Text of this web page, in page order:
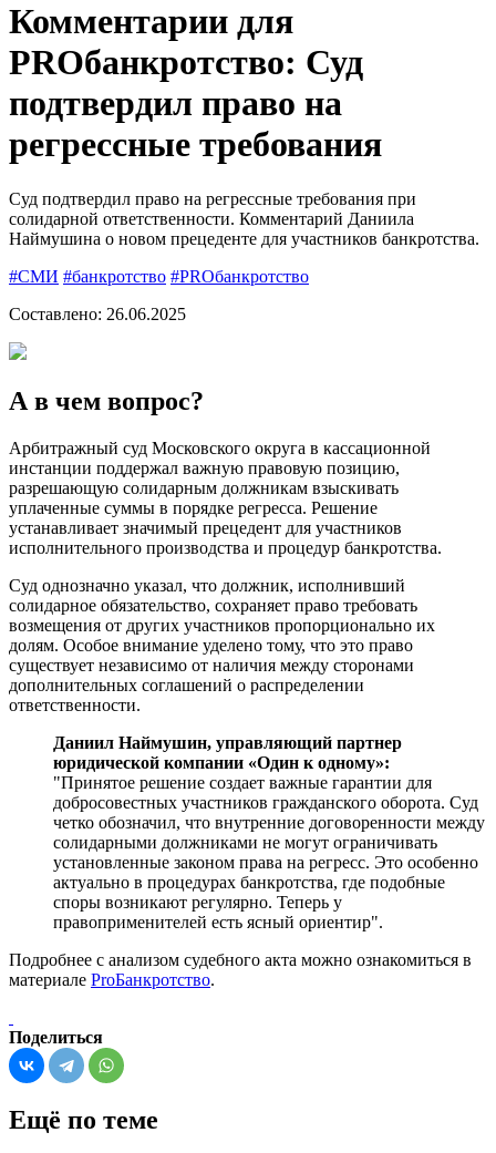
Комментарии для
PROбанкротство: Суд
подтвердил право на
регрессные требования
Суд подтвердил право на регрессные требования при
солидарной ответственности. Комментарий Даниила
Наймушина о новом прецеденте для участников банкротства.
#СМИ #банкротство #PROбанкротство
Составлено: 26.06.2025
А в чем вопрос?
Арбитражный суд Московского округа в кассационной
инстанции поддержал важную правовую позицию,
разрешающую солидарным должникам взыскивать
уплаченные суммы в порядке регресса. Решение
устанавливает значимый прецедент для участников
исполнительного производства и процедур банкротства.
Суд однозначно указал, что должник, исполнивший
солидарное обязательство, сохраняет право требовать
возмещения от других участников пропорционально их
долям. Особое внимание уделено тому, что это право
существует независимо от наличия между сторонами
дополнительных соглашений о распределении
ответственности.
Даниил Наймушин, управляющий партнер
юридической компании «Один к одному»:
"Принятое решение создает важные гарантии для
добросовестных участников гражданского оборота. Суд
четко обозначил, что внутренние договоренности между
солидарными должниками не могут ограничивать
установленные законом права на регресс. Это особенно
актуально в процедурах банкротства, где подобные
споры возникают регулярно. Теперь у
правоприменителей есть ясный ориентир".
Подробнее с анализом судебного акта можно ознакомиться в
материале ProБанкротство.
Поделиться
Ещё по теме